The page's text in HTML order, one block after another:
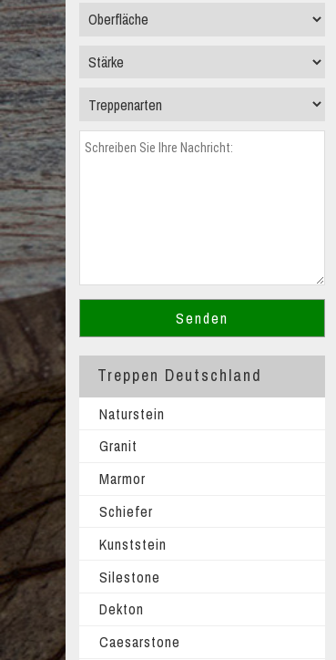
Treppen Deutschland
Naturstein
Granit
Marmor
Schiefer
Kunststein
Silestone
Dekton
Caesarstone